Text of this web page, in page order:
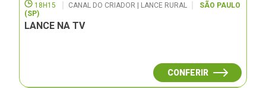
18H15 CANAL DO CRIADOR | LANCE RURAL
SÃO PAULO
(SP)
LANCE NA TV
CONFERIR